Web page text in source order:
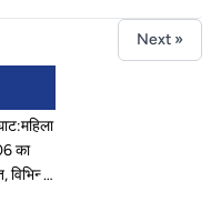
Next »
का
विभिन्न